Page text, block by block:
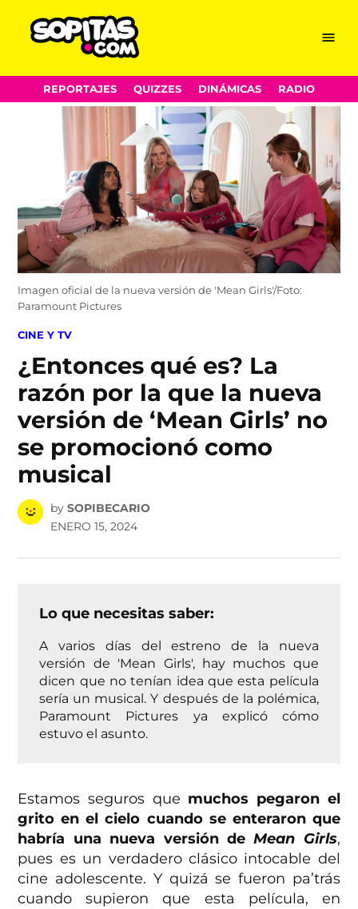
Skip
to
Menu
REPORTAJES QUIZZES DINÁMICAS RADIO
Imagen oficial de la nueva versión de 'Mean Girls'/Foto:
Paramount Pictures
POSTED
CINE Y TV
¿Entonces qué es? La
razón por la que la nueva
versión de ‘Mean Girls’ no
se promocionó como
musical
by SOPIBECARIO
ENERO 15, 2024
Lo que necesitas saber:
A varios días del estreno de la nueva
versión de 'Mean Girls', hay muchos que
dicen que no tenían idea que esta película
sería un musical. Y después de la polémica,
Paramount Pictures ya explicó cómo
estuvo el asunto.
Estamos seguros que muchos pegaron el
grito en el cielo cuando se enteraron que
habría una nueva versión deMean Girls,
pues es un verdadero clásico intocable del
cine adolescente. Y quizá se fueron pa’trás
cuando supieron que esta película, en